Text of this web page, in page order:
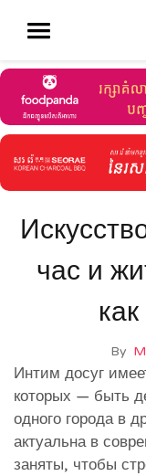
час и
By
Интим досуг
которых — быть
одного города в
актуальна в
заняты, чтобы